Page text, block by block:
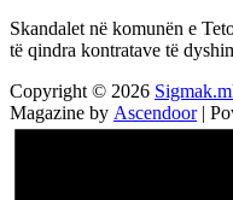
Skandalet në komunën e
të qindra kontratave të
Copyright © 2026
Magazine by Ascendoor|